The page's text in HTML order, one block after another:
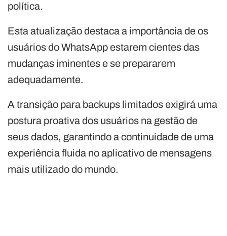
política.
Esta atualização destaca a importância de os
usuários do WhatsApp estarem cientes das
mudanças iminentes e se prepararem
adequadamente.
A transição para backups limitados exigirá uma
postura proativa dos usuários na gestão de
seus dados, garantindo a continuidade de uma
experiência fluida no aplicativo de mensagens
mais utilizado do mundo.